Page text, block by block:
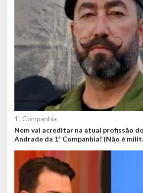
1ª Companhia
Nem vai acreditar na atual profissão
Andrade da 1ª Companhia! (Não é